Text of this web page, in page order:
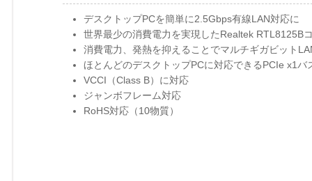
デスクトップPCを簡単に2.5Gbps有線LAN対応に
世界最少の消費電力を実現したRealtek RTL8125B
消費電力、発熱を抑えることでマルチギガビット
ほとんどのデスクトップPCに対応できるPCIe x1バ
VCCI（Class B）に対応
ジャンボフレーム対応
RoHS対応（10物質）